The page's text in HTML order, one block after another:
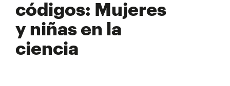
códigos: Mujeres
y niñas en la
ciencia